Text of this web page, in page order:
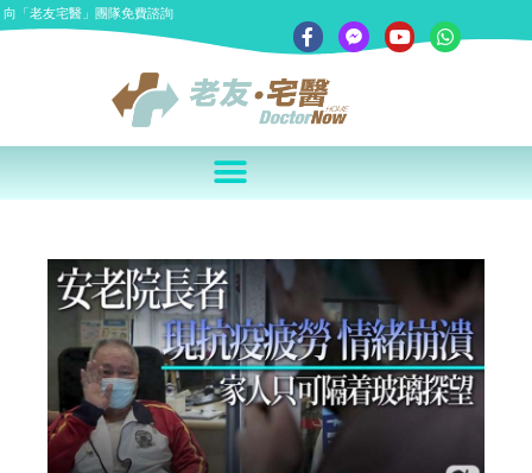
向「老友宅醫」團隊免費諮詢